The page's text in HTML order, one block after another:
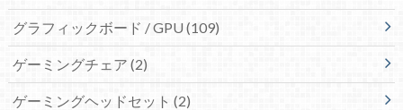
グラフィックボード / GPU(109)
ゲーミングチェア (2)
ゲーミングヘッドセット (2)